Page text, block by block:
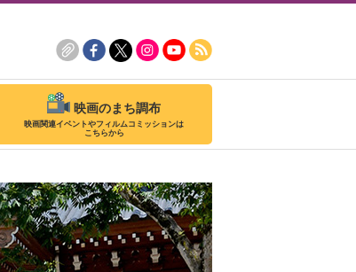
映画のまち調布
映画関連イベントやフィルムコミッションは
こちらから